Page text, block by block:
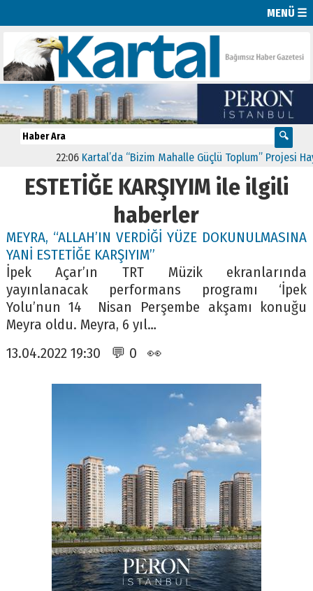
MENÜ ☰
22:06 Kartal’da “Bizim Mahalle Güçlü Toplum” Projesi
ESTETİĞE KARŞIYIM ile ilgili
haberler
MEYRA, “ALLAH’IN VERDİĞİ YÜZE DOKUNULMASINA
YANİ ESTETİĞE KARŞIYIM”
İpek Açar’ın TRT Müzik ekranlarında
yayınlanacak performans programı ‘İpek
Yolu’nun 14 Nisan Perşembe akşamı konuğu
Meyra oldu. Meyra, 6 yıl…
13.04.2022 19:30 💬 0 👀